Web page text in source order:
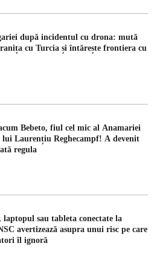
după incidentul cu drona: mută
cu Turcia și întărește frontiera cu
Bebeto, fiul cel mic al Anamariei
lui Laurențiu Reghecampf! A devenit
regula
laptopul sau tableta conectate la
avertizează asupra unui risc pe care
îl ignoră